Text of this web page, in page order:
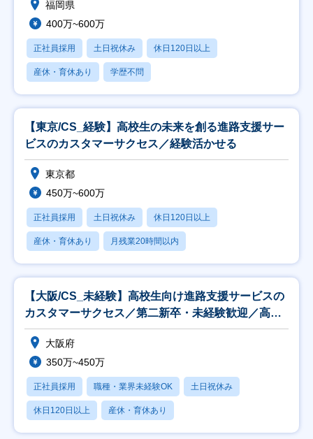
福岡県
400万~600万
正社員採用 土日祝休み 休日120日以上
産休・育休あり 学歴不問
【東京/CS_経験】高校生の未来を創る進路支援サー
ビスのカスタマーサクセス／経験活かせる
東京都
450万~600万
正社員採用 土日祝休み 休日120日以上
産休・育休あり 月残業20時間以内
【大阪/CS_未経験】高校生向け進路支援サービスの
カスタマーサクセス／第二新卒・未経験歓迎／高卒
就活
大阪府
350万~450万
正社員採用 職種・業界未経験OK 土日祝休み
休日120日以上 産休・育休あり